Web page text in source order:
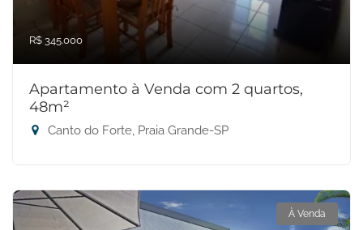
R$ 345.000
Apartamento à Venda com 2 quartos,
48m²
Canto do Forte, Praia Grande-SP
À Venda